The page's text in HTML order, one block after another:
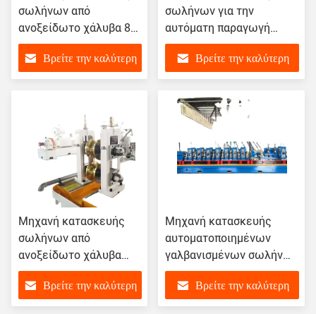
σωλήνων από
ανοξείδωτο χάλυβα 8
mm~38 mm
Βρείτε την καλύτερη
σωλήνων για την
αυτόματη παραγωγή
σωλήνων χαλκού
Βρείτε την καλύτερη
Μηχανή κατασκευής
σωλήνων από
ανοξείδωτο χάλυβα
υψηλής ακρίβειας
600kwΒρείτε την καλύτερη
Μηχανή κατασκευής
αυτοματοποιημένων
γαλβανισμένων σωλήνων
σιδήρου
Βρείτε την καλύτερη